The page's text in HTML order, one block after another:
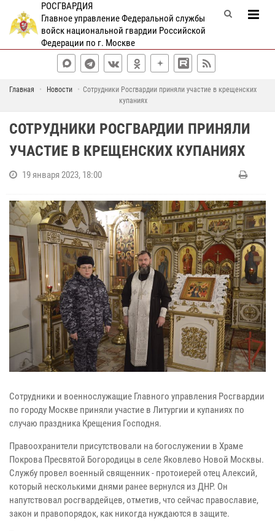
РОСГВАРДИЯ
Главное управление Федеральной службы
войск национальной гвардии Российской
Федерации по г. Москве
Главная Новости
Сотрудники Росгвардии приняли участие в крещенских
купаниях
СОТРУДНИКИ РОСГВАРДИИ ПРИНЯЛИ
УЧАСТИЕ В КРЕЩЕНСКИХ КУПАНИЯХ
19 января 2023, 18:00
Сотрудники и военнослужащие Главного управления Росгвардии
по городу Москве приняли участие в Литургии и купаниях по
случаю праздника Крещения Господня.
Правоохранители присутствовали на богослужении в Храме
Покрова Пресвятой Богородицы в селе Яковлево Новой Москвы.
Службу провел военный священник - протоиерей отец Алексий,
который несколькими днями ранее вернулся из ДНР. Он
напутствовал росгвардейцев, отметив, что сейчас православие,
закон и правопорядок, как никогда нуждаются в защите.